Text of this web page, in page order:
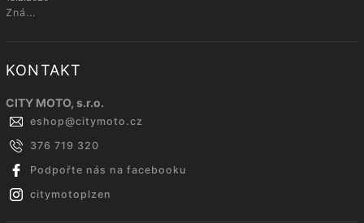
Zná...
KONTAKT
CITY MOTO, s.r.o.
eshop@citymoto.cz
376 719 320
Podpořte nás na facebooku
citymotoplzen